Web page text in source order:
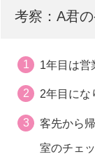
考察：A君
1年目は営
2年目にな
客先から
室のチェ